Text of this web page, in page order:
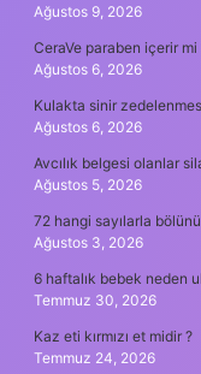
Ağustos 9, 2026
CeraVe paraben içerir mi
Ağustos 6, 2026
Kulakta sinir
Ağustos 6, 2026
Avcılık belgesi olanlar
Ağustos 5, 2026
72 hangi sayılarla
Ağustos 3, 2026
6 haftalık bebek neden
Temmuz 30, 2026
Kaz eti kırmızı et midir ?
Temmuz 24, 2026